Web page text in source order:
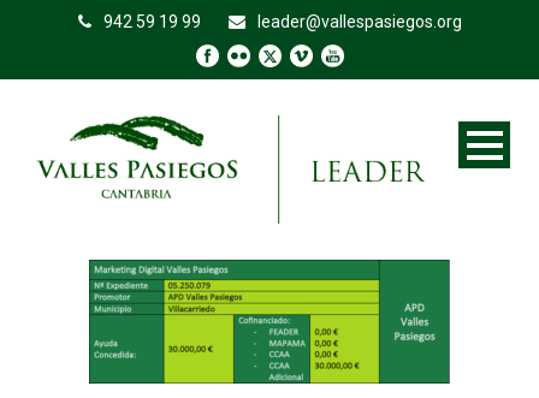
942 59 19 99 leader@vallespasiegos.org